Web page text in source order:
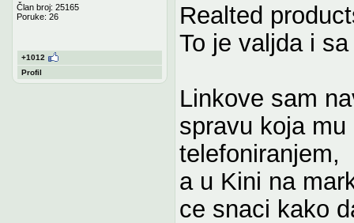
Član broj: 25165
Poruke: 26
+1012
Profil
Realted
To je valjda i
Linkove sam
spravu koja
telefoniranjem,
a u Kini na
ce snaci kako